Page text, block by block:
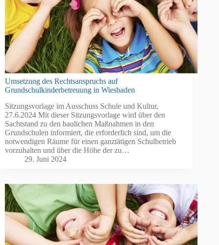
Umsetzung des Rechtsanspruchs auf
Grundschulkinderbetreuung in Wiesbaden
Sitzungsvorlage im Ausschuss Schule und Kultur,
27.6.2024 Mit dieser Sitzungsvorlage wird über den
Sachtstand zu den baulichen Maßnahmen in den
Grundschulen informiert, die erforderlich sind, um die
notwendigen Räume für einen ganztätigen Schulbetrieb
vorzuhalten und über die Höhe der zu…
29. Juni 2024